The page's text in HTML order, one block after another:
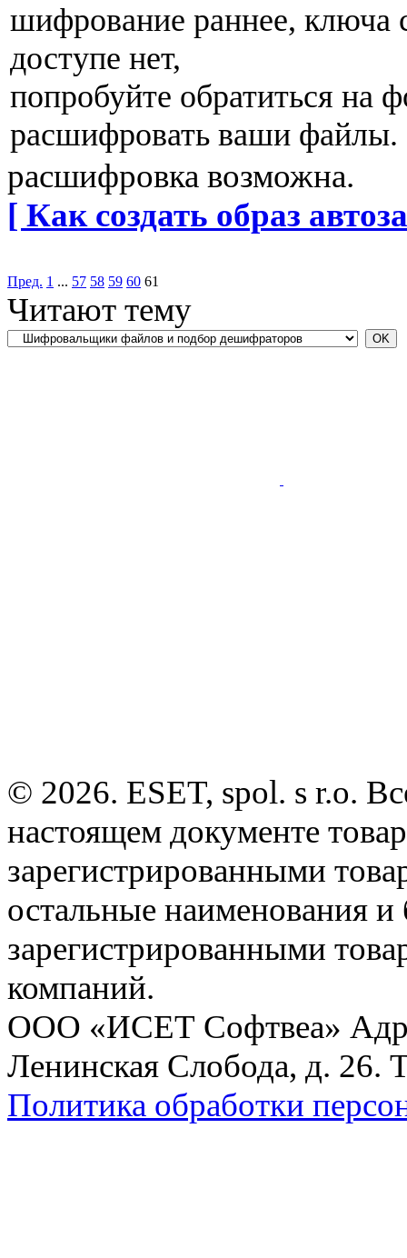
шифрование раннее, ключа
доступе нет,
попробуйте обратиться на
расшифровать ваши файлы.
расшифровка возможна.
[ Как создать образ
Пред. 1 ... 57 58 59 60 61
Читают тему
© 2026. ESET, spol. s r.o.
настоящем документе
зарегистрированными
остальные наименования
зарегистрированными
компаний.
ООО «ИСЕТ Софтвеа»
Ленинская Слобода, д. 26.
Политика обработки